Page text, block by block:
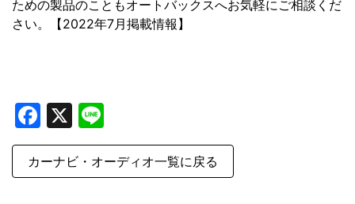
ための製品のこともオートバックスへお気軽にご相談くだ
さい。【2022年7月掲載情報】
Facebook
X
カーナビ・オーディオ一覧に戻る